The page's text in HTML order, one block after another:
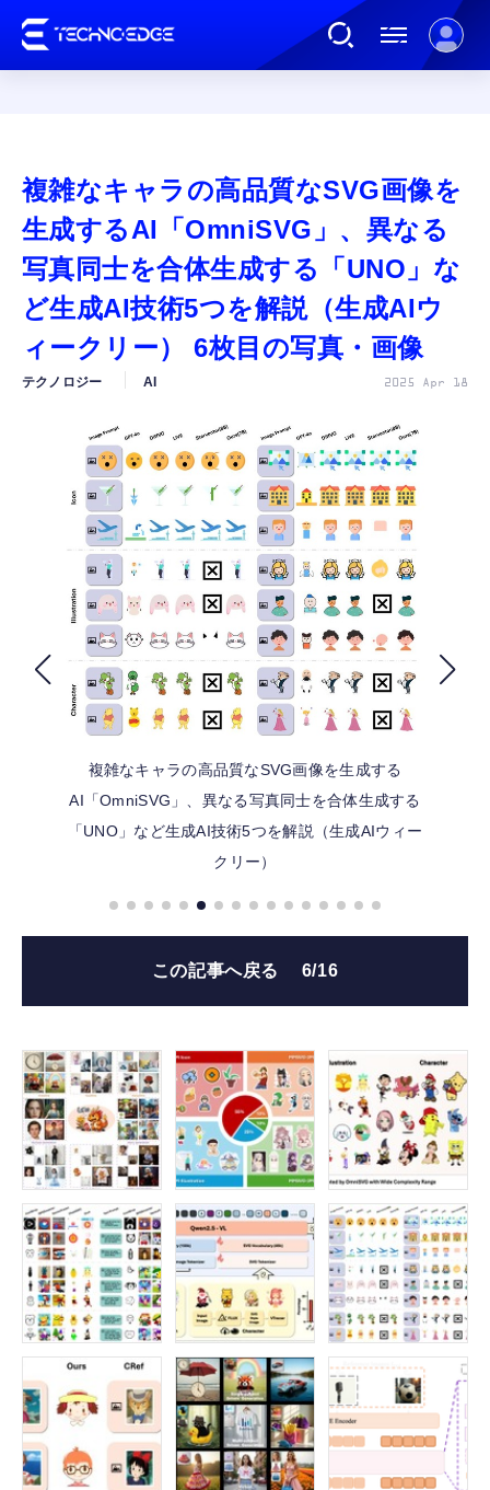
AI
ガジェット
ゲーム
公式ストア
FOLLOW US
複雑なキャラの高品質なSVG画像を
生成するAI「OmniSVG」、異なる
写真同士を合体生成する「UNO」な
ど生成AI技術5つを解説（生成AIウ
ィークリー） 6枚目の写真・画像
テクノロジー AI 2025 Apr 18
複雑なキャラの高品質なSVG画像を生成する
AI「OmniSVG」、異なる写真同士を合体生成する
「UNO」など生成AI技術5つを解説（生成AIウィー
クリー）
この記事へ戻る 6/16